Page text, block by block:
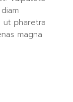
ut pharetra
magna